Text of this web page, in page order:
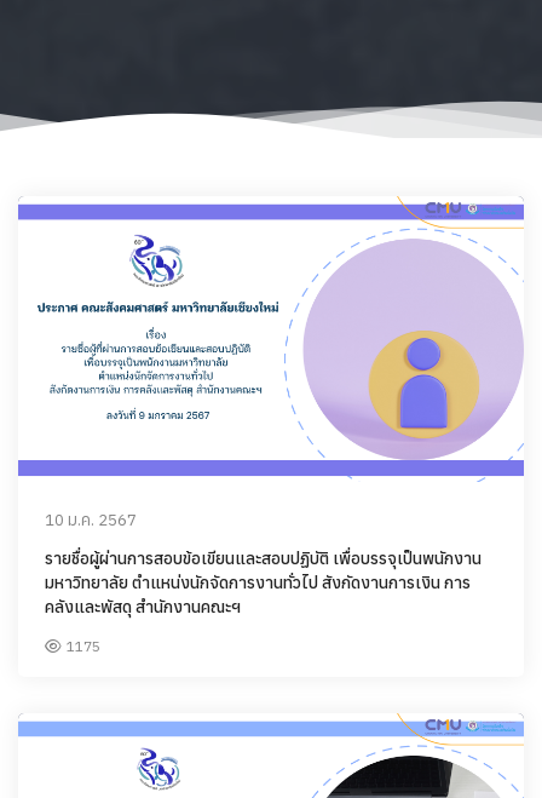
10 ม.ค. 2567
รายชื่อผู้ผ่านการสอบข้อเขียนและสอบปฏิบัติ เพื่อบรรจุเป็นพนักงาน
มหาวิทยาลัย ตำแหน่งนักจัดการงานทั่วไป สังกัดงานการเงิน การ
คลังและพัสดุ สำนักงานคณะฯ
1175